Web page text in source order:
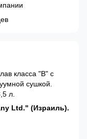
класса "В" с
сушкой.
л.
Ltd." (Израиль).